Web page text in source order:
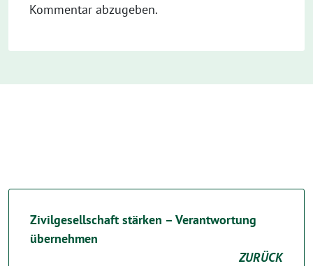
Kommentar abzugeben.
Zivilgesellschaft stärken – Verantwortung
übernehmen
ZURÜCK